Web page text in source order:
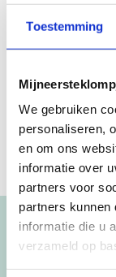
Toestemming
We gebruiken
personaliseren,
en om ons
informatie over
partners voor
partners kunnen
informatie die u
verzameld op
Beschrijving
Meisjes klompen,
Blijf op de